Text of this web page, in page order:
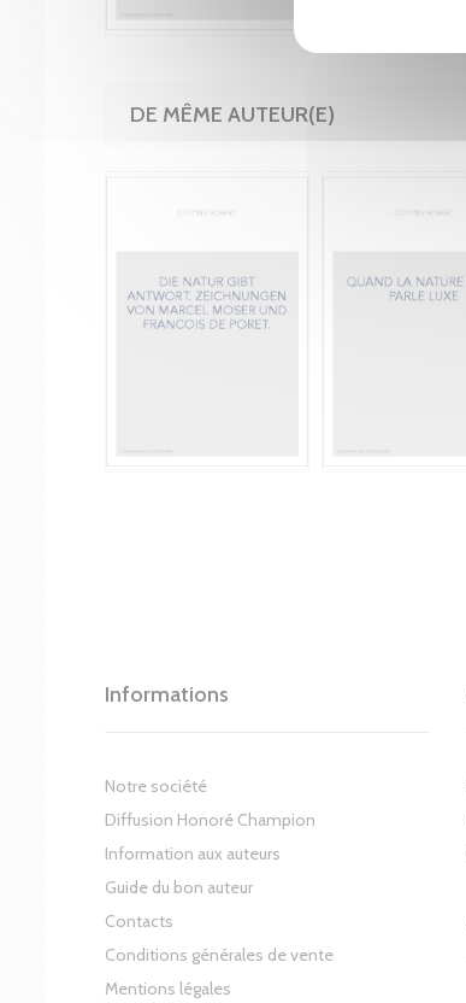
DE MÊME AUTEUR(E)
Informations
Notre société
Diffusion Honoré Champion
Information aux auteurs
Guide du bon auteur
Contacts
Conditions générales de vente
Mentions légales